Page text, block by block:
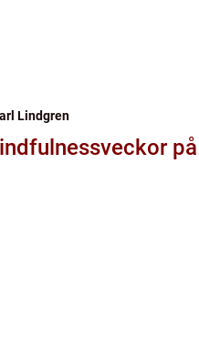
Lindgren
på